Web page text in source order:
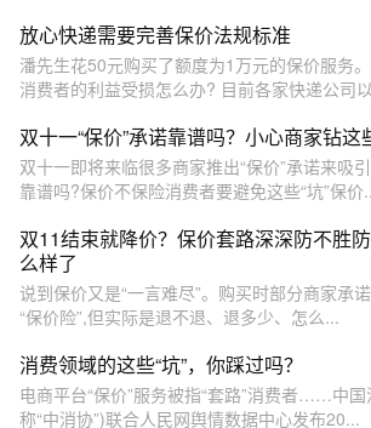
放心快递需要完善保价法规标准
潘先生花50元购买了额度为1万元的保价服务
消费者的利益受损怎么办? 目前各家快递公司
双十一“保价”承诺靠谱吗？小心商家钻这
双十一即将来临很多商家推出“保价”承诺来吸
靠谱吗?保价不保险消费者要避免这些“坑”保价
双11结束就降价？保价套路深深防不胜
么样了
说到保价又是“一言难尽”。购买时部分商家承
“保价险”,但实际是退不退、退多少、怎么...
消费领域的这些“坑”，你踩过吗？
电商平台“保价”服务被指“套路”消费者……中
称“中消协”)联合人民网舆情数据中心发布20...